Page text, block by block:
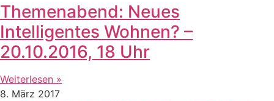
Themenabend: Neues
Intelligentes Wohnen? –
20.10.2016, 18 Uhr
Weiterlesen »
8. März 2017